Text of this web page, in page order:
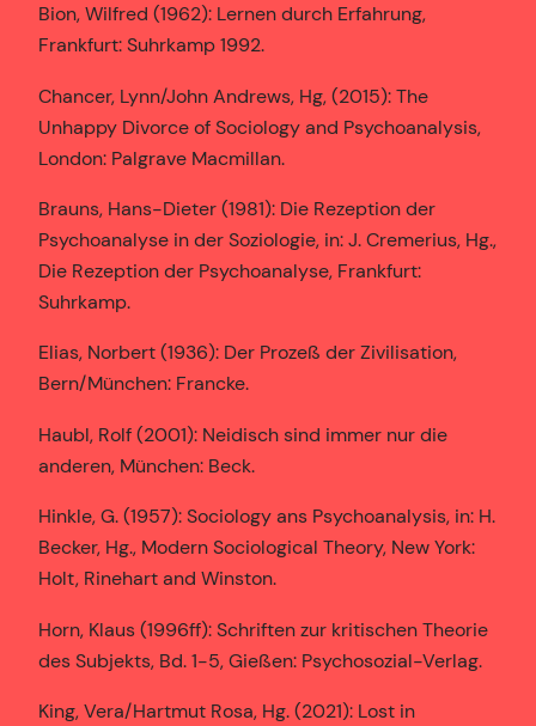
Bion, Wilfred (1962): Lernen durch Erfahrung,
Frankfurt: Suhrkamp 1992.
Chancer, Lynn/John Andrews, Hg, (2015): The
Unhappy Divorce of Sociology and Psychoanalysis,
London: Palgrave Macmillan.
Brauns, Hans-Dieter (1981): Die Rezeption der
Psychoanalyse in der Soziologie, in: J. Cremerius, Hg.,
Die Rezeption der Psychoanalyse, Frankfurt:
Suhrkamp.
Elias, Norbert (1936): Der Prozeß der Zivilisation,
Bern/München: Francke.
Haubl, Rolf (2001): Neidisch sind immer nur die
anderen, München: Beck.
Hinkle, G. (1957): Sociology ans Psychoanalysis, in: H.
Becker, Hg., Modern Sociological Theory, New York:
Holt, Rinehart and Winston.
Horn, Klaus (1996ff): Schriften zur kritischen Theorie
des Subjekts, Bd. 1-5, Gießen: Psychosozial-Verlag.
King, Vera/Hartmut Rosa, Hg. (2021): Lost in